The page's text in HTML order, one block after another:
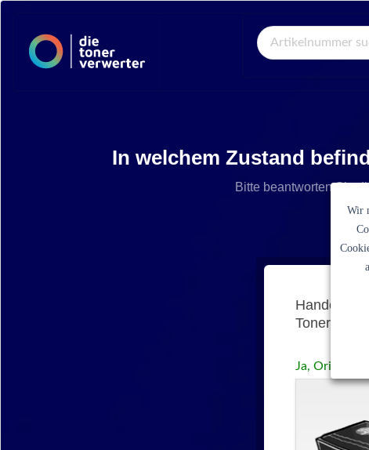
Global Search
In welchem Zustand
Bitte beantworten Sie
Handelt es
Ja, Original-
Wir